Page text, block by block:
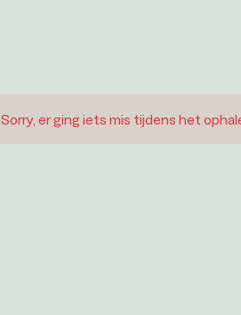
Sorry, er ging iets mis tijdens het